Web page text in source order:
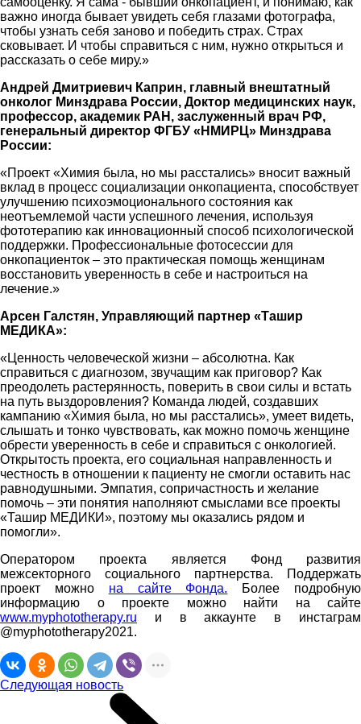
важно иногда бывает увидеть себя глазами фотографа,
чтобы узнать себя заново и победить страх. Страх
сковывает. И чтобы справиться с ним, нужно открыться и
рассказать о себе миру.»
Андрей Дмитриевич Каприн, главный внештатный
онколог Минздрава России, Доктор медицинских наук,
профессор, академик РАН, заслуженный врач РФ,
генеральный директор ФГБУ «НМИРЦ» Минздрава
России:
«Проект «Химия была, но мы расстались» вносит важный
вклад в процесс социализации онкопациента, способствует
улучшению психоэмоционального состояния как
неотъемлемой части успешного лечения, используя
фототерапию как инновационный способ психологической
поддержки. Профессиональные фотосессии для
онкопациенток – это практическая помощь женщинам
восстановить уверенность в себе и настроиться на
лечение.»
Арсен Галстян, Управляющий партнер «Ташир
МЕДИКА»:
«Ценность человеческой жизни – абсолютна. Как
справиться с диагнозом, звучащим как приговор? Как
преодолеть растерянность, поверить в свои силы и встать
на путь выздоровления? Команда людей, создавших
кампанию «Химия была, но мы расстались», умеет видеть,
слышать и тонко чувствовать, как можно помочь женщине
обрести уверенность в себе и справиться с онкологией.
Открытость проекта, его социальная направленность и
честность в отношении к пациенту не смогли оставить нас
равнодушными. Эмпатия, сопричастность и желание
помочь – эти понятия наполняют смыслами все проекты
«Ташир МЕДИКИ», поэтому мы оказались рядом и
помогли».
Оператором проекта является Фонд развития
межсекторного социального партнерства. Поддержать
проект можно на сайте Фонда. Более подробную
информацию о проекте можно найти на сайте
www.myphototherapy.ru и в аккаунте в инстаграм
@myphototherapy2021.
Следующая новость